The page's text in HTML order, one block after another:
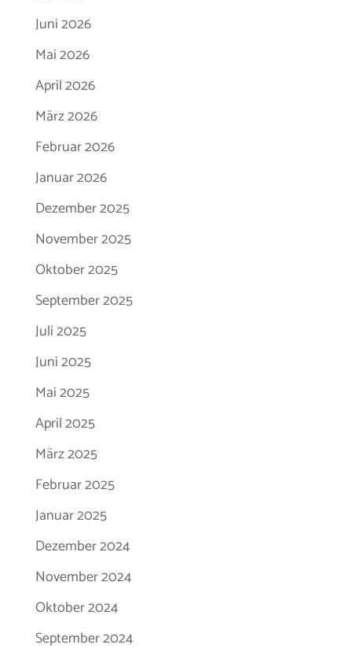
Juni 2026
Mai 2026
April 2026
März 2026
Februar 2026
Januar 2026
Dezember 2025
November 2025
Oktober 2025
September 2025
Juli 2025
Juni 2025
Mai 2025
April 2025
März 2025
Februar 2025
Januar 2025
Dezember 2024
November 2024
Oktober 2024
September 2024